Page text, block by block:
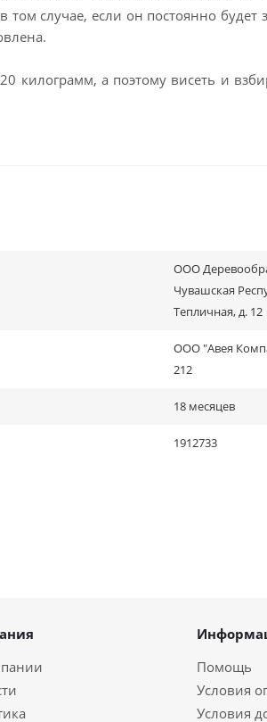
том случае, если он постоянно
килограмм, а поэтому висеть и
ООО
Чувашская
Тепличная, д. 12
ООО "Авея
212
18 месяцев
1912733
Помощь
Условия
Условия